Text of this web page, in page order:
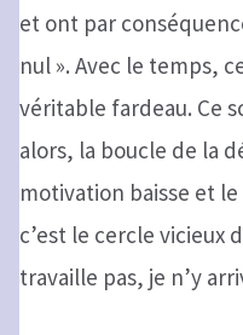
et ont par
nul ». Avec le temps,
véritable fardeau. Ce
alors, la boucle de la
motivation baisse et
c’est le cercle vicieux
travaille pas, je n’y